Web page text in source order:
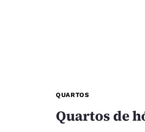
QUARTOS
Quartos de